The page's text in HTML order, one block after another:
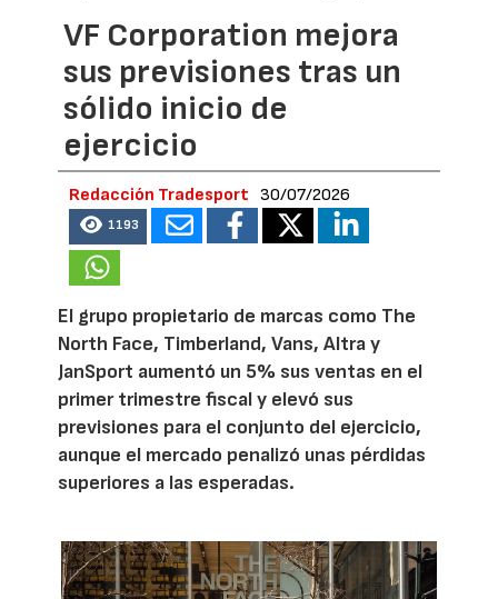
VF Corporation mejora
sus previsiones tras un
sólido inicio de
ejercicio
Redacción Tradesport 30/07/2026
1193
El grupo propietario de marcas como The
North Face, Timberland, Vans, Altra y
JanSport aumentó un 5% sus ventas en el
primer trimestre fiscal y elevó sus
previsiones para el conjunto del ejercicio,
aunque el mercado penalizó unas pérdidas
superiores a las esperadas.